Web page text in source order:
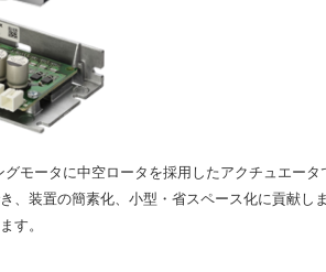
モータに中空ロータを採用したアクチュエータ
、装置の簡素化、小型・省スペース化に貢献
す。